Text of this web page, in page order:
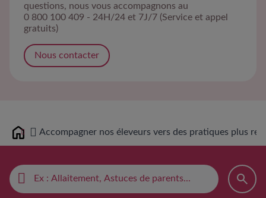
questions, nous vous accompagnons au
0 800 100 409 - 24H/24 et 7J/7 (Service et appel
gratuits)
Nous contacter
Home Accompagner nos éleveurs vers des pratiques plus